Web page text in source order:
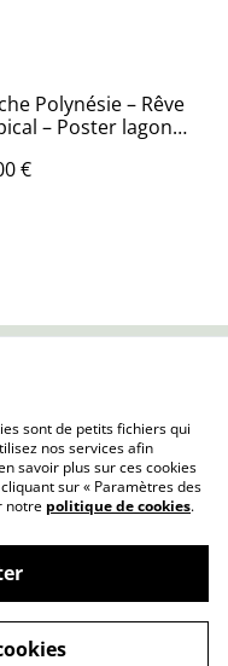
Polynésie – Rêve
– Poster lagon
€
de cookies
sont de petits fichiers qui
nos services afin
savoir plus sur ces cookies
sur « Paramètres des
notre politique de cookies.